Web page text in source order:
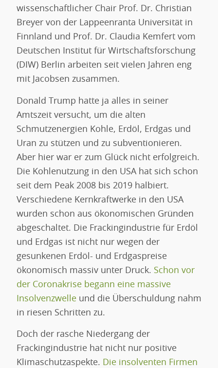
wissenschaftlicher Chair Prof. Dr. Christian
Breyer von der Lappeenranta Universität in
Finnland und Prof. Dr. Claudia Kemfert vom
Deutschen Institut für Wirtschaftsforschung
(DIW) Berlin arbeiten seit vielen Jahren eng
mit Jacobsen zusammen.
Donald Trump hatte ja alles in seiner
Amtszeit versucht, um die alten
Schmutzenergien Kohle, Erdöl, Erdgas und
Uran zu stützen und zu subventionieren.
Aber hier war er zum Glück nicht erfolgreich.
Die Kohlenutzung in den USA hat sich schon
seit dem Peak 2008 bis 2019 halbiert.
Verschiedene Kernkraftwerke in den USA
wurden schon aus ökonomischen Gründen
abgeschaltet. Die Frackingindustrie für Erdöl
und Erdgas ist nicht nur wegen der
gesunkenen Erdöl- und Erdgaspreise
ökonomisch massiv unter Druck. Schon vor
der Coronakrise begann eine massive
Insolvenzwelleund die Überschuldung nahm
in riesen Schritten zu.
Doch der rasche Niedergang der
Frackingindustrie hat nicht nur positive
Klimaschutzaspekte. Die insolventen Firmen